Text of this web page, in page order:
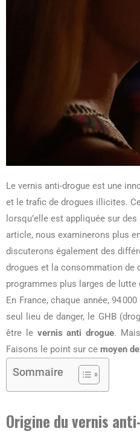
Le vernis anti-drogue est une
et le trafic de drogues illicites.
lorsqu’elle est appliquée sur
article, nous examinerons plus
discuterons également des
drogues et la consommation de
programmes plus larges de lutte
En France, chaque année, 94
seul lieu de danger, le GHB
être le vernis anti drogue.
Faisons le point sur ce moyen
Sommaire
Origine du vernis